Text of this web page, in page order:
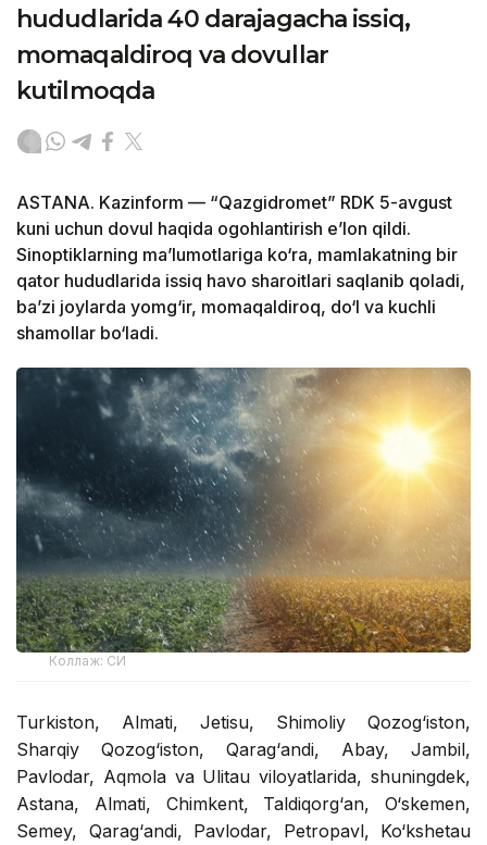
hududlarida 40 darajagacha issiq,
momaqaldiroq va dovullar
kutilmoqda
ASTANA. Kazinform — “Qazgidromet” RDK 5-avgust
kuni uchun dovul haqida ogohlantirish e’lon qildi.
Sinoptiklarning ma’lumotlariga ko‘ra, mamlakatning bir
qator hududlarida issiq havo sharoitlari saqlanib qoladi,
ba’zi joylarda yomg‘ir, momaqaldiroq, do‘l va kuchli
shamollar bo‘ladi.
Коллаж: СИ
Turkiston, Almati, Jetisu, Shimoliy Qozog‘iston,
Sharqiy Qozog‘iston, Qarag‘andi, Abay, Jambil,
Pavlodar, Aqmola va Ulitau viloyatlarida, shuningdek,
Astana, Almati, Chimkent, Taldiqorg‘an, O‘skemen,
Semey, Qarag‘andi, Pavlodar, Petropavl, Ko‘kshetau